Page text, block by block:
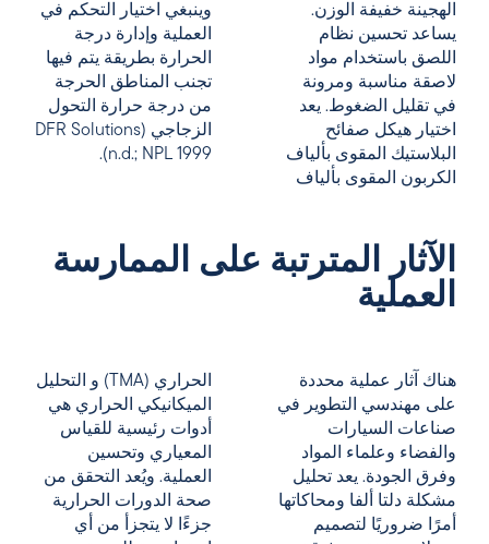
الهجينة خفيفة الوزن.
يساعد تحسين نظام
اللصق باستخدام مواد
لاصقة مناسبة ومرونة
في تقليل الضغوط. يعد
اختيار هيكل صفائح
البلاستيك المقوى بألياف
الكربون المقوى بألياف
وينبغي اختيار التحكم في
العملية وإدارة درجة
الحرارة بطريقة يتم فيها
تجنب المناطق الحرجة
من درجة حرارة التحول
الزجاجي (DFR Solutions
n.d.; NPL 1999).
الآثار المترتبة على الممارسة
العملية
هناك آثار عملية محددة
على مهندسي التطوير في
صناعات السيارات
والفضاء وعلماء المواد
وفرق الجودة. يعد تحليل
مشكلة دلتا ألفا ومحاكاتها
أمرًا ضروريًا لتصميم
الحراري (TMA) و
التحليل
الميكانيكي الحراري هي
أدوات رئيسية للقياس
المعياري وتحسين
العملية. ويُعد التحقق من
صحة الدورات الحرارية
جزءًا لا يتجزأ من أي